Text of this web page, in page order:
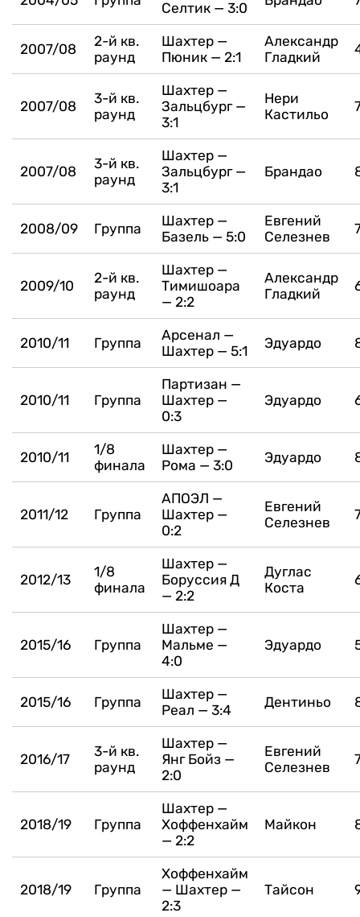
Селтик — 3:0
2007/08
2-й кв.
раунд
Шахтер —
Пюник — 2:1
Александр
Гладкий
2007/08
3-й кв.
раунд
Шахтер —
Зальцбург —
3:1
Нери
Кастильо
2007/08
3-й кв.
раунд
Шахтер —
Зальцбург —
3:1
Брандао
2008/09 Группа
Шахтер —
Базель — 5:0
Евгений
Селезнев
2009/10
2-й кв.
раунд
Шахтер —
Тимишоара
— 2:2
Александр
Гладкий
2010/11 Группа
Арсенал —
Шахтер — 5:1
Эдуардо
2010/11 Группа
Партизан —
Шахтер —
0:3
Эдуардо
2010/11
1/8
финала
Шахтер —
Рома — 3:0
Эдуардо
2011/12 Группа
АПОЭЛ —
Шахтер —
0:2
Евгений
Селезнев
2012/13
1/8
финала
Шахтер —
Боруссия Д
— 2:2
Дуглас
Коста
2015/16 Группа
Шахтер —
Мальме —
4:0
Эдуардо
2015/16 Группа
Шахтер —
Реал — 3:4
Дентиньо
2016/17
3-й кв.
раунд
Шахтер —
Янг Бойз —
2:0
Евгений
Селезнев
2018/19 Группа
Шахтер —
Хоффенхайм
— 2:2
Майкон
2018/19 Группа
Хоффенхайм
— Шахтер —
2:3
Тайсон